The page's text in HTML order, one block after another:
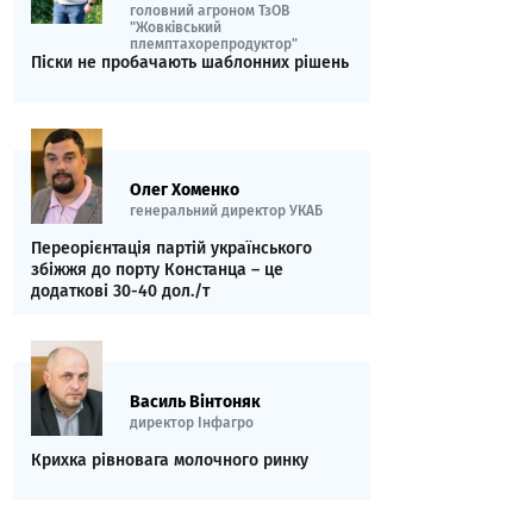
головний агроном ТзОВ
"Жовківський
племптахорепродуктор"
Піски не пробачають шаблонних рішень
Олег Хоменко
генеральний директор УКАБ
Переорієнтація партій українського
збіжжя до порту Констанца – це
додаткові 30-40 дол./т
Василь Вінтоняк
директор Інфагро
Крихка рівновага молочного ринку